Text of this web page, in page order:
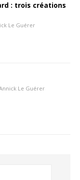
: trois créations
Le Guérer
Le Guérer